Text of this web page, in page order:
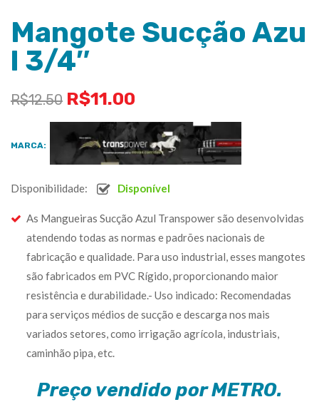
Mangote Sucção Azu
l 3/4″
R$12.50 R$11.00
MARCA:
Disponibilidade: Disponível
As Mangueiras Sucção Azul Transpower são desenvolvidas
atendendo todas as normas e padrões nacionais de
fabricação e qualidade. Para uso industrial, esses mangotes
são fabricados em PVC Rígido, proporcionando maior
resistência e durabilidade.- Uso indicado: Recomendadas
para serviços médios de sucção e descarga nos mais
variados setores, como irrigação agrícola, industriais,
caminhão pipa, etc.
Preço vendido por METRO.